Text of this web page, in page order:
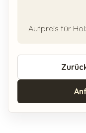
Aufpreis für